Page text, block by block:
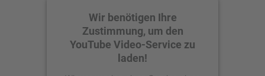
Wir benötigen Ihre
Zustimmung, um den
YouTube Video-Service zu
laden!